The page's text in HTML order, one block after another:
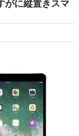
がに縦置きスマ